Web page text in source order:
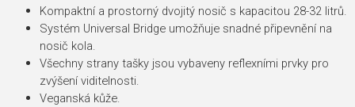
Kompaktní a prostorný dvojitý nosič s kapacitou 28-32 litrů.
Systém Universal Bridge umožňuje snadné připevnění na
nosič kola.
Všechny strany tašky jsou vybaveny reflexními prvky pro
zvýšení viditelnosti.
Veganská kůže.